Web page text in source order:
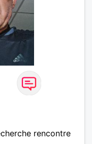
rencontre